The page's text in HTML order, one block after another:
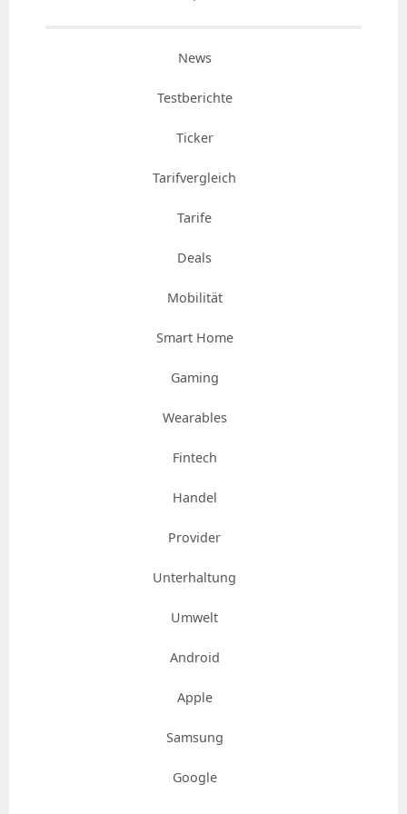
News
Testberichte
Ticker
Tarifvergleich
Tarife
Deals
Mobilität
Smart Home
Gaming
Wearables
Fintech
Handel
Provider
Unterhaltung
Umwelt
Android
Apple
Samsung
Google